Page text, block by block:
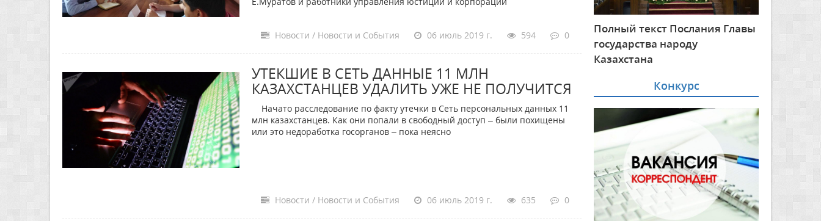
Новости / Новости и События 06 июль 2019 г. 594 0
УТЕКШИЕ В СЕТЬ ДАННЫЕ 11 МЛН
КАЗАХСТАНЦЕВ УДАЛИТЬ УЖЕ НЕ ПОЛУЧИТСЯ
Начато расследование по факту утечки в Сеть персональных данных 11
млн казахстанцев. Как они попали в свободный доступ – были похищены
или это недоработка госорганов – пока неясно
Новости / Новости и События 06 июль 2019 г. 635 0
Полный текст Послания Главы
государства народу
Казахстана
Конкурс